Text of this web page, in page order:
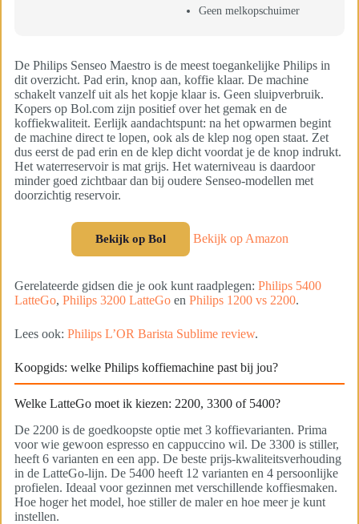
Geen melkopschuimer
De Philips Senseo Maestro is de meest toegankelijke Philips in
dit overzicht. Pad erin, knop aan, koffie klaar. De machine
schakelt vanzelf uit als het kopje klaar is. Geen sluipverbruik.
Kopers op Bol.com zijn positief over het gemak en de
koffiekwaliteit. Eerlijk aandachtspunt: na het opwarmen begint
de machine direct te lopen, ook als de klep nog open staat. Zet
dus eerst de pad erin en de klep dicht voordat je de knop indrukt.
Het waterreservoir is mat grijs. Het waterniveau is daardoor
minder goed zichtbaar dan bij oudere Senseo-modellen met
doorzichtig reservoir.
Bekijk op Bol Bekijk op Amazon
Gerelateerde gidsen die je ook kunt raadplegen: Philips 5400
LatteGo, Philips 3200 LatteGo en Philips 1200 vs 2200.
Lees ook: Philips L’OR Barista Sublime review.
Koopgids: welke Philips koffiemachine past bij jou?
Welke LatteGo moet ik kiezen: 2200, 3300 of 5400?
De 2200 is de goedkoopste optie met 3 koffievarianten. Prima
voor wie gewoon espresso en cappuccino wil. De 3300 is stiller,
heeft 6 varianten en een app. De beste prijs-kwaliteitsverhouding
in de LatteGo-lijn. De 5400 heeft 12 varianten en 4 persoonlijke
profielen. Ideaal voor gezinnen met verschillende koffiesmaken.
Hoe hoger het model, hoe stiller de maler en hoe meer je kunt
instellen.